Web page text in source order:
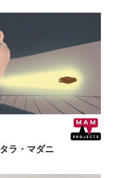
タラ・マダニ